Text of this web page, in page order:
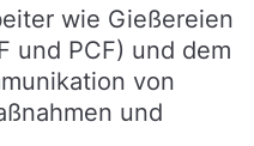
wie Gießereien
und PCF) und dem
von
und